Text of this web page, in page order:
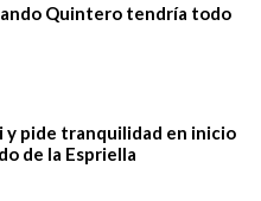
Quintero tendría todo
y pide tranquilidad en inicio
de la Espriella